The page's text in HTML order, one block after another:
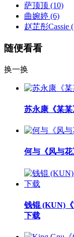
萨顶顶 (10)
曲婉婷 (6)
赵芷彤Cassie
随便看看
换一换
苏永康《某
何与《风与
钱锟 (KUN)
下载